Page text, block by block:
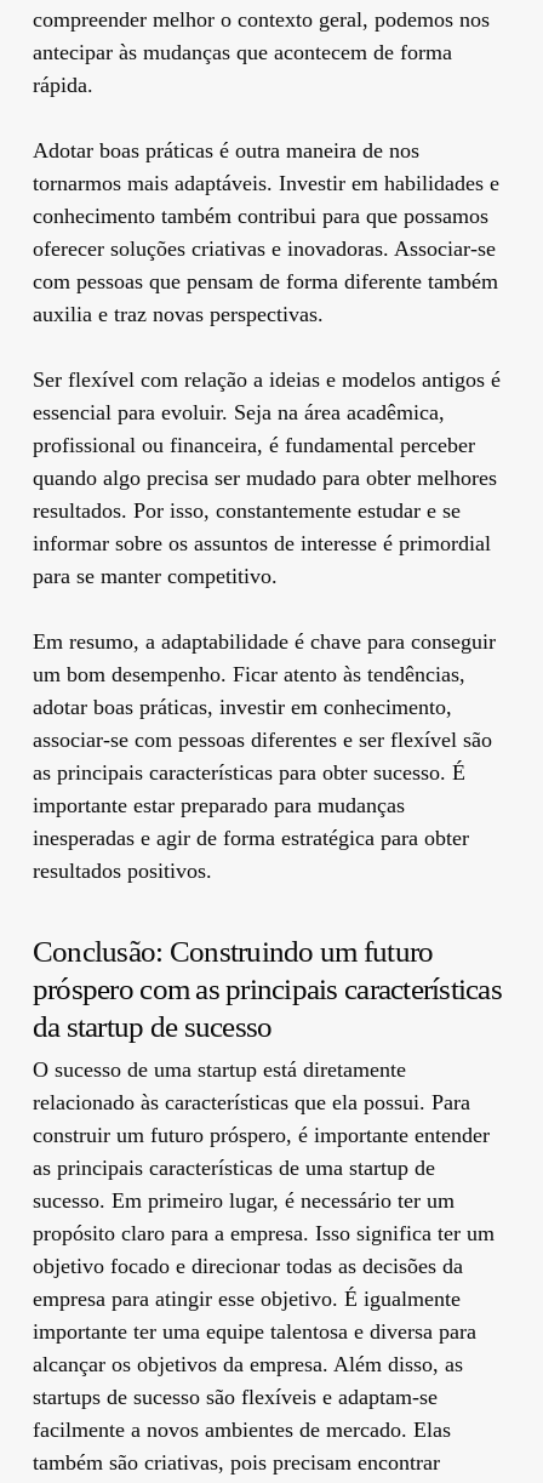
compreender melhor o contexto geral, podemos nos
antecipar às mudanças que acontecem de forma
rápida.
Adotar boas práticas é outra maneira de nos
tornarmos mais adaptáveis. Investir em habilidades e
conhecimento também contribui para que possamos
oferecer soluções criativas e inovadoras. Associar-se
com pessoas que pensam de forma diferente também
auxilia e traz novas perspectivas.
Ser flexível com relação a ideias e modelos antigos é
essencial para evoluir. Seja na área acadêmica,
profissional ou financeira, é fundamental perceber
quando algo precisa ser mudado para obter melhores
resultados. Por isso, constantemente estudar e se
informar sobre os assuntos de interesse é primordial
para se manter competitivo.
Em resumo, a adaptabilidade é chave para conseguir
um bom desempenho. Ficar atento às tendências,
adotar boas práticas, investir em conhecimento,
associar-se com pessoas diferentes e ser flexível são
as principais características para obter sucesso. É
importante estar preparado para mudanças
inesperadas e agir de forma estratégica para obter
resultados positivos.
Conclusão: Construindo um futuro
próspero com as principais características
da startup de sucesso
O sucesso de uma startup está diretamente
relacionado às características que ela possui. Para
construir um futuro próspero, é importante entender
as principais características de uma startup de
sucesso. Em primeiro lugar, é necessário ter um
propósito claro para a empresa. Isso significa ter um
objetivo focado e direcionar todas as decisões da
empresa para atingir esse objetivo. É igualmente
importante ter uma equipe talentosa e diversa para
alcançar os objetivos da empresa. Além disso, as
startups de sucesso são flexíveis e adaptam-se
facilmente a novos ambientes de mercado. Elas
também são criativas, pois precisam encontrar